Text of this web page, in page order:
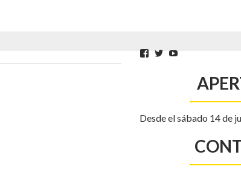
Facebook
Twitter
Desde el sábado 14 de